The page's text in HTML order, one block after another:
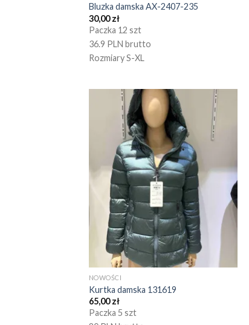
Bluzka damska AX-2407-235
30,00zł
Paczka 12 szt
36.9 PLN brutto
Rozmiary S-XL
NOWOŚCI
Kurtka damska 131619
65,00zł
Paczka 5 szt